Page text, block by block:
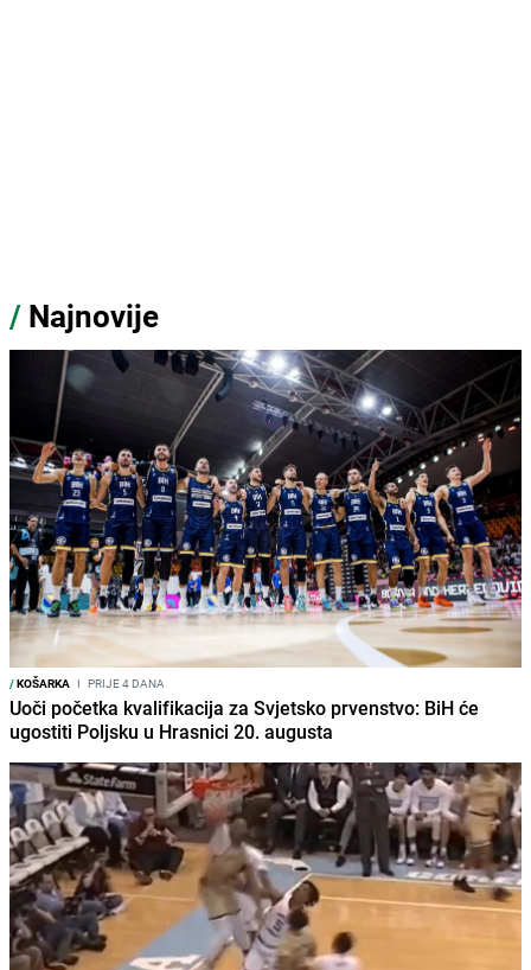
/ Najnovije
/KOŠARKA I PRIJE 4 DANA
Uoči početka kvalifikacija za Svjetsko prvenstvo: BiH će
ugostiti Poljsku u Hrasnici 20. augusta